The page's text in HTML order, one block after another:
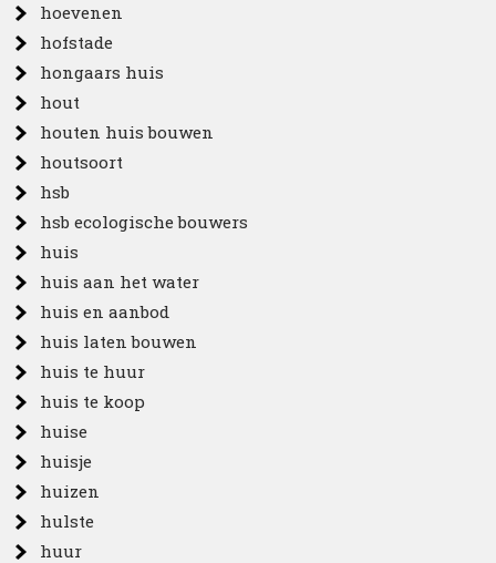
hoevenen
hofstade
hongaars huis
hout
houten huis bouwen
houtsoort
hsb
hsb ecologische bouwers
huis
huis aan het water
huis en aanbod
huis laten bouwen
huis te huur
huis te koop
huise
huisje
huizen
hulste
huur